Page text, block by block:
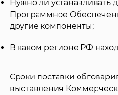
Нужно ли устанавливать
Программное
другие компоненты;
В каком регионе РФ
Сроки поставки
выставления